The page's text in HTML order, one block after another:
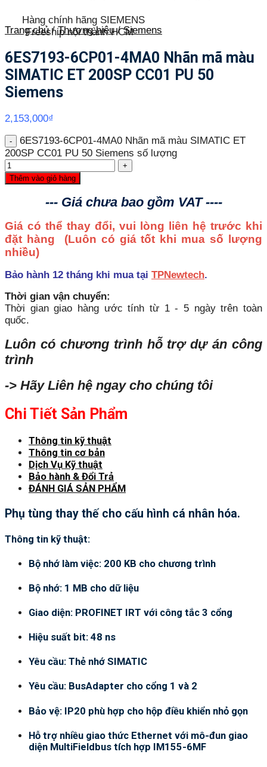
Hàng chính hãng SIEMENS
Freeship nội thành HCM
Trang chủ / Thương hiệu / Siemens
6ES7193-6CP01-4MA0 Nhãn mã màu
SIMATIC ET 200SP CC01 PU 50
Siemens
2,153,000₫
6ES7193-6CP01-4MA0 Nhãn mã màu SIMATIC ET
200SP CC01 PU 50 Siemens số lượng
Thêm vào giỏ hàng
--- Giá chưa bao gồm VAT ----
Giá có thể thay đổi, vui lòng liên hệ trước khi
đặt hàng (Luôn có giá tốt khi mua số lượng
nhiều)
Bảo hành 12 tháng khi mua tại TPNewtech.
Thời gian vận chuyển:
Thời gian giao hàng ước tính từ 1 - 5 ngày trên toàn
quốc.
Luôn có chương trình hỗ trợ dự án công
trình
-> Hãy Liên hệ ngay cho chúng tôi
Chi Tiết Sản Phẩm
Thông tin kỹ thuật
Thông tin cơ bản
Dịch Vụ Kỹ thuật
Bảo hành & Đổi Trả
ĐÁNH GIÁ SẢN PHẨM
Phụ tùng thay thế cho cấu hình cá nhân hóa.
Thông tin kỹ thuật:
Bộ nhớ làm việc: 200 KB cho chương trình
Bộ nhớ: 1 MB cho dữ liệu
Giao diện: PROFINET IRT với công tắc 3 cổng
Hiệu suất bit: 48 ns
Yêu cầu: Thẻ nhớ SIMATIC
Yêu cầu: BusAdapter cho cổng 1 và 2
Bảo vệ: IP20 phù hợp cho hộp điều khiển nhỏ gọn
Hỗ trợ nhiều giao thức Ethernet với mô-đun giao
diện MultiFieldbus tích hợp IM155-6MF